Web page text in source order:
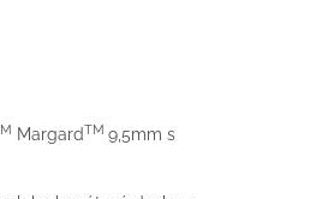
MargardTM 9,5mm s